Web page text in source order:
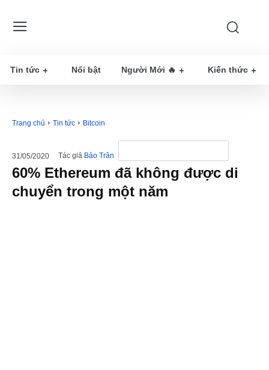
Tin tức Nổi bật Người Mới 🔥 Kiến thức
Trang chủ Tin tức Bitcoin
31/05/2020 Tác giả Bảo Trân
60% Ethereum đã không được di
chuyển trong một năm